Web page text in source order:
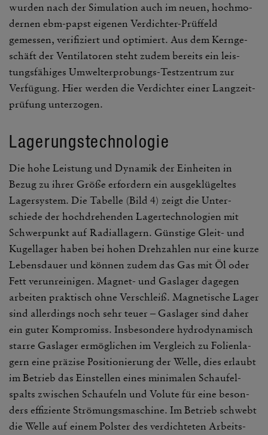
wurden nach der Simu­la­tion auch im neuen, hoch­mo­
dernen ebm-papst eigenen Verdichter-Prüf­feld
gemessen, veri­fi­ziert und opti­miert. Aus dem Kern­ge­
schäft der Venti­la­toren steht zudem bereits ein leis­
tungs­fä­higes Umwelt­er­pro­bungs-Test­zen­trum zur
Verfü­gung. Hier werden die Verdichter einer Lang­zeit­
prü­fung unter­zogen.
Lage­rungs­tech­no­logie
Die hohe Leis­tung und Dynamik der Einheiten in
Bezug zu ihrer Größe erfor­dern ein ausge­klü­geltes
Lager­system. Die Tabelle (Bild 4) zeigt die Unter­
schiede der hoch­dre­henden Lager­tech­no­lo­gien mit
Schwer­punkt auf Radi­al­la­gern. Güns­tige Gleit- und
Kugel­lager haben bei hohen Dreh­zahlen nur eine kurze
Lebens­dauer und können zudem das Gas mit Öl oder
Fett verun­rei­nigen. Magnet- und Gaslager dagegen
arbeiten prak­tisch ohne Verschleiß. Magne­ti­sche Lager
sind aller­dings noch sehr teuer – Gaslager sind daher
ein guter Kompro­miss. Insbe­son­dere hydro­dy­na­misch
starre Gaslager ermög­li­chen im Vergleich zu Foli­en­la­
gern eine präzise Posi­tio­nie­rung der Welle, dies erlaubt
im Betrieb das Einstellen eines mini­malen Schau­fel­
spalts zwischen Schau­feln und Volute für eine beson­
ders effi­zi­ente Strö­mungs­ma­schine. Im Betrieb schwebt
die Welle auf einem Polster des verdich­teten Arbeits­